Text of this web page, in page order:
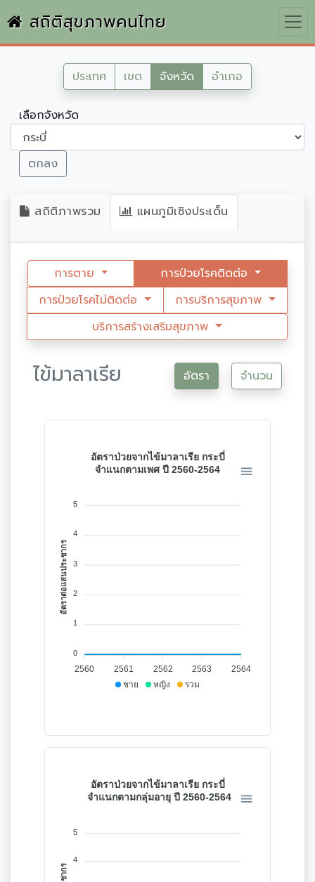
สถิติสุขภาพคนไทย
ประเทศ เขต จังหวัด อำเภอ
เลือกจังหวัด
ตกลง
สถิติภาพรวม แผนภูมิเชิงประเด็น
การตาย
การป่วยโรคติดต่อ
การป่วยโรคไม่ติดต่อ
การบริการสุขภาพ
บริการสร้างเสริมสุขภาพ
ไข้มาลาเรีย อัตรา จำนวน